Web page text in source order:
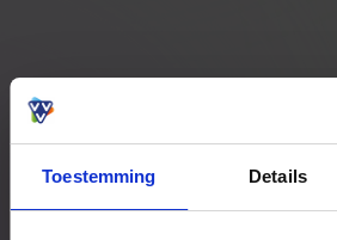
Toestemming Details